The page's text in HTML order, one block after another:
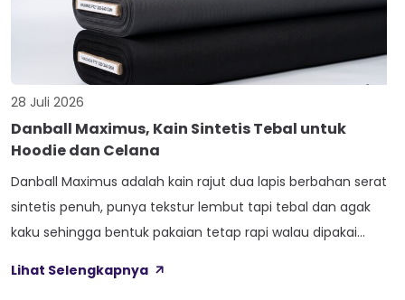
28 Juli 2026
Danball Maximus, Kain Sintetis Tebal untuk
Hoodie dan Celana
Danball Maximus adalah kain rajut dua lapis berbahan serat
sintetis penuh, punya tekstur lembut tapi tebal dan agak
kaku sehingga bentuk pakaian tetap rapi walau dipakai
yaitu Cool Touch, Wicking Process, Anti Bacterial, dan Anti
Lihat Selengkapnya